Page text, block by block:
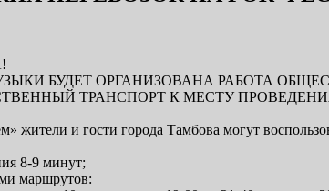
БУДЕТ ОРГАНИЗОВАНА РАБОТА
ТРАНСПОРТ К МЕСТУ ПРОВЕДЕНИЯ
жители и гости города Тамбова могут
8-9 минут;
маршрутов: